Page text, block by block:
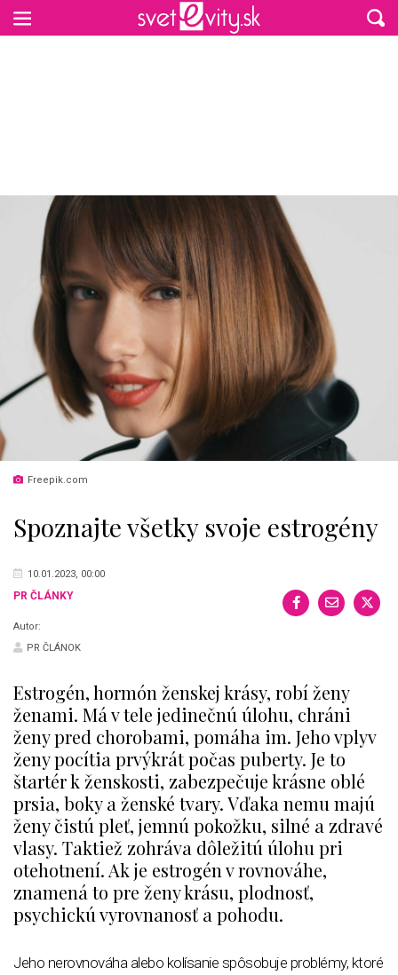
Freepik.com
Spoznajte všetky svoje estrogény
10.01.2023, 00:00
PR ČLÁNKY
Autor:
PR ČLÁNOK
Estrogén, hormón ženskej krásy, robí ženy
ženami. Má v tele jedinečnú úlohu, chráni
ženy pred chorobami, pomáha im. Jeho vplyv
ženy pocítia prvýkrát počas puberty. Je to
štartér k ženskosti, zabezpečuje krásne oblé
prsia, boky a ženské tvary. Vďaka nemu majú
ženy čistú pleť, jemnú pokožku, silné a zdravé
vlasy. Taktiež zohráva dôležitú úlohu pri
otehotnení. Ak je estrogén v rovnováhe,
znamená to pre ženy krásu, plodnosť,
psychickú vyrovnanosť a pohodu.
Jeho nerovnováha alebo kolísanie spôsobuje problémy, ktoré